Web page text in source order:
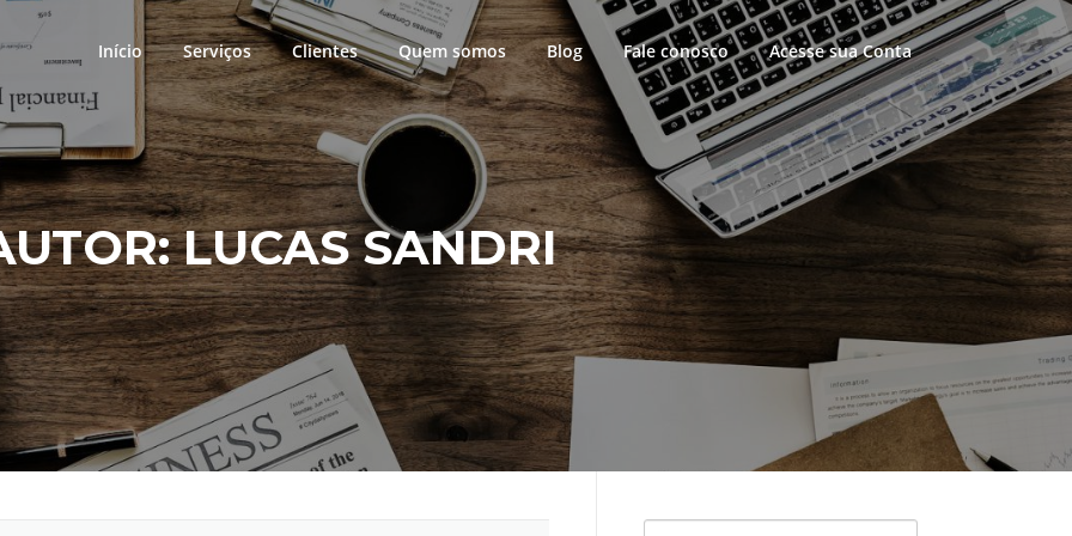
Início Serviços Clientes Quem somos Blog Fale conosco Acesse sua Conta
LUCAS SANDRI